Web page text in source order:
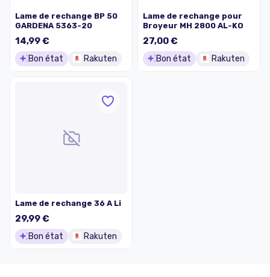
Lame de rechange BP 50
GARDENA 5363-20
14,99 €
Bon état Rakuten
Lame de rechange pour
Broyeur MH 2800 AL-KO
27,00 €
Bon état Rakuten
Lame de rechange 36 A Li
29,99 €
Bon état Rakuten